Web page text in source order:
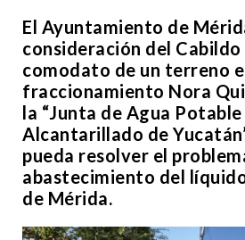
El Ayuntamiento de
consideración del
comodato de un terreno
fraccionamiento Nora
la “Junta de Agua Potable
Alcantarillado de
pueda resolver el
abastecimiento del
de Mérida.